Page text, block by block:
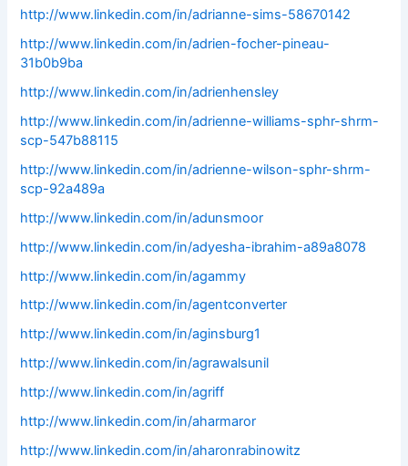
http://www.linkedin.com/in/adrianne-sims-58670142
http://www.linkedin.com/in/adrien-focher-pineau-
31b0b9ba
http://www.linkedin.com/in/adrienhensley
http://www.linkedin.com/in/adrienne-williams-sphr-shrm-
scp-547b88115
http://www.linkedin.com/in/adrienne-wilson-sphr-shrm-
scp-92a489a
http://www.linkedin.com/in/adunsmoor
http://www.linkedin.com/in/adyesha-ibrahim-a89a8078
http://www.linkedin.com/in/agammy
http://www.linkedin.com/in/agentconverter
http://www.linkedin.com/in/aginsburg1
http://www.linkedin.com/in/agrawalsunil
http://www.linkedin.com/in/agriff
http://www.linkedin.com/in/aharmaror
http://www.linkedin.com/in/aharonrabinowitz